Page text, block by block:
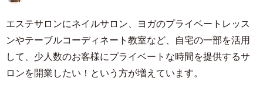
エステサロンにネイルサロン、ヨガのプライベートレッス
ンやテーブルコーディネート教室など、自宅の一部を活用
して、少人数のお客様にプライベートな時間を提供するサ
ロンを開業したい！という方が増えています。